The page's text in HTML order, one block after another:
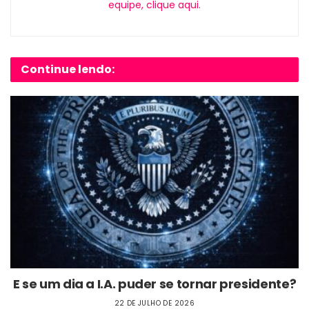
equipe, clique aqui.
Continue lendo:
E se um dia a I.A. puder se tornar presidente?
22 DE JULHO DE 2026